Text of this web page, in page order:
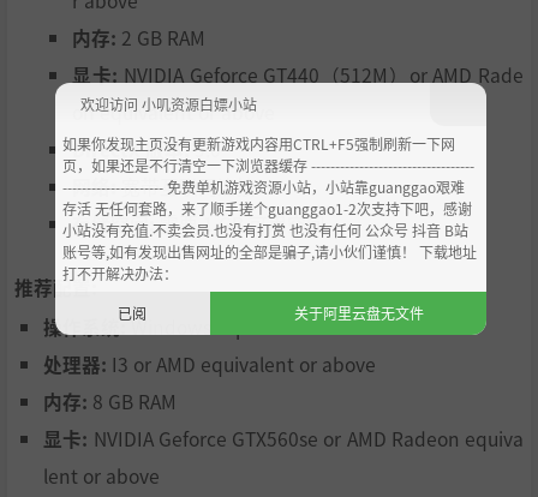
内存: 2 GB RAM
显卡: NVIDIA Geforce GT440（512M）or AMD Rade
on equivalent or above
DirectX 版本:9.0
网络:宽带互联网连接
存储空间:需要 1 GB 可用空间
推荐配置:
操作系统:Windows 7sp1 or Windows 10
处理器: I3 or AMD equivalent or above
内存: 8 GB RAM
显卡: NVIDIA Geforce GTX560se or AMD Radeon equiva
lent or above
欢迎访问 小叽资源白嫖小站
如果你发现主页没有更新游戏内容用CTRL+F5强制刷新一下网
页，如果还是不行清空一下浏览器缓存 ----------------------------------
--------------------- 免费单机游戏资源小站，小站靠guanggao艰难
存活 无任何套路，来了顺手搓个guanggao1-2次支持下吧，感谢
小站没有充值.不卖会员.也没有打赏 也没有任何 公众号 抖音 B站
账号等,如有发现出售网址的全部是骗子,请小伙们谨慎！ 下载地址
打不开解决办法：
已阅
关于阿里云盘无文件